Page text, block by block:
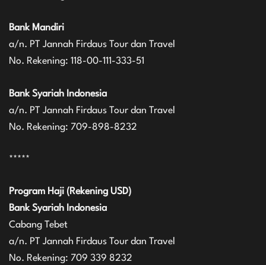
Bank Mandiri
a/n. PT Jannah Firdaus Tour dan Travel
No. Rekening: 118-00-111-333-51
Bank Syariah Indonesia
a/n. PT Jannah Firdaus Tour dan Travel
No. Rekening: 709-898-8232
*****
Program Haji (Rekening USD)
Bank Syariah Indonesia
Cabang Tebet
a/n. PT Jannah Firdaus Tour dan Travel
No. Rekening: 709 339 8232